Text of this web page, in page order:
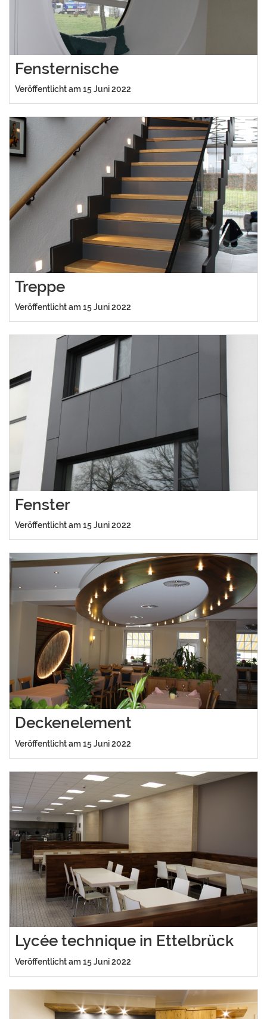
Fensternische
Veröffentlicht am 15 Juni 2022
Treppe
Veröffentlicht am 15 Juni 2022
Fenster
Veröffentlicht am 15 Juni 2022
Deckenelement
Veröffentlicht am 15 Juni 2022
Lycée technique in Ettelbrück
Veröffentlicht am 15 Juni 2022